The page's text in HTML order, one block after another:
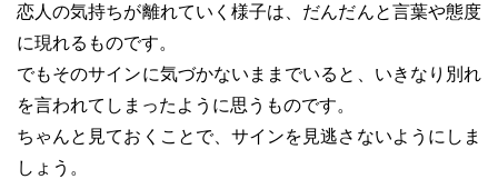
恋人の気持ちが離れていく様子は、だんだんと言葉や態度
に現れるものです。
でもそのサインに気づかないままでいると、いきなり別れ
を言われてしまったように思うものです。
ちゃんと見ておくことで、サインを見逃さないようにしま
しょう。